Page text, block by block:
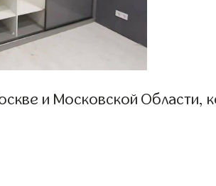
и Московской Области,